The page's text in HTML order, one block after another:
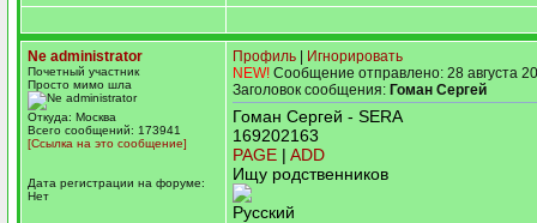
Ne administrator
Почетный участник
Просто мимо шла
Откуда: Москва
Всего сообщений: 173941
[Ссылка на это сообщение]
Дата регистрации на форуме:
Нет
Профиль
Игнорировать
NEW! Сообщение отправлено: 28 августа
Заголовок сообщения: Гоман Сергей
Гоман Сергей - SERA
169202163
PAGE | ADD
Ищу родственников
Русский